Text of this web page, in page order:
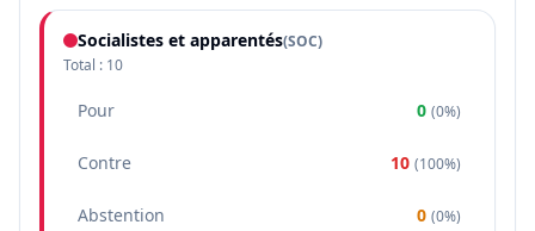
Socialistes et apparentés(SOC)
Total : 10
Pour 0 (0%)
Contre 10 (100%)
Abstention 0 (0%)